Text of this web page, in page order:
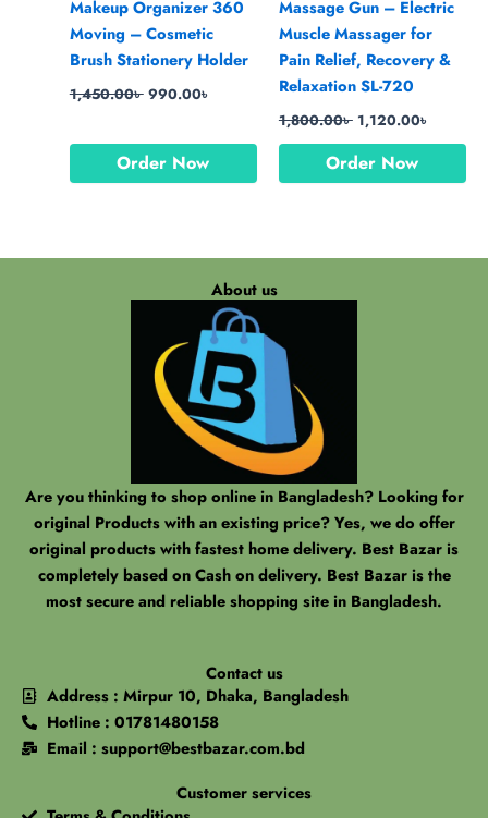
Makeup Organizer 360
Moving – Cosmetic
Brush Stationery Holder
1,450.00৳ 990.00৳
Order Now
Massage Gun – Electric
Muscle Massager for
Pain Relief, Recovery &
Relaxation SL-720
1,800.00৳ 1,120.00৳
Order Now
About us
Are you thinking to shop online in Bangladesh? Looking for
original Products with an existing price? Yes, we do offer
original products with fastest home delivery. Best Bazar is
completely based on Cash on delivery. Best Bazar is the
most secure and reliable shopping site in Bangladesh.
Contact us
Address : Mirpur 10, Dhaka, Bangladesh
Hotline : 01781480158
Email : support@bestbazar.com.bd
Customer services